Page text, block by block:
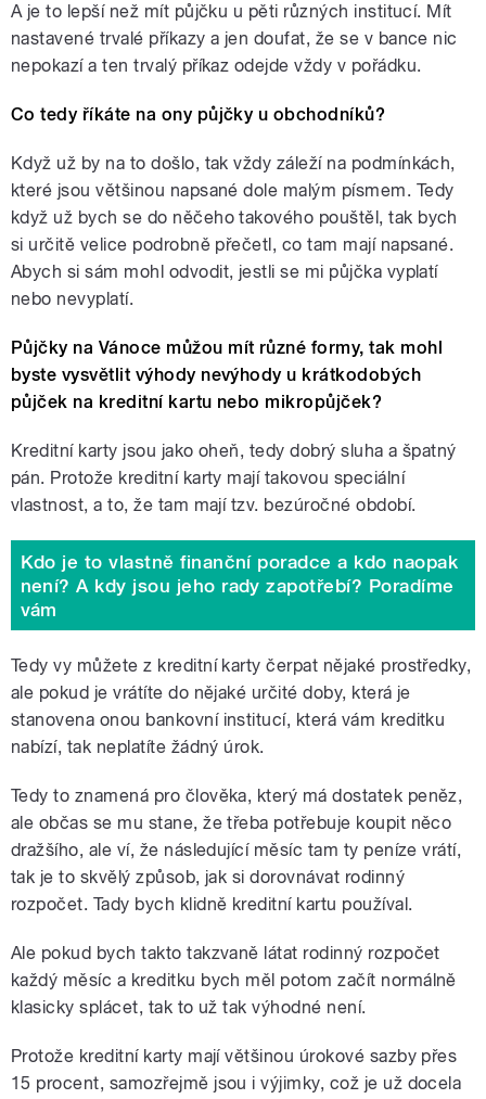
A je to lepší než mít půjčku u pěti různých institucí. Mít
nastavené trvalé příkazy a jen doufat, že se v bance nic
nepokazí a ten trvalý příkaz odejde vždy v pořádku.
Co tedy říkáte na ony půjčky u obchodníků?
Když už by na to došlo, tak vždy záleží na podmínkách,
které jsou většinou napsané dole malým písmem. Tedy
když už bych se do něčeho takového pouštěl, tak bych
si určitě velice podrobně přečetl, co tam mají napsané.
Abych si sám mohl odvodit, jestli se mi půjčka vyplatí
nebo nevyplatí.
Půjčky na Vánoce můžou mít různé formy, tak mohl
byste vysvětlit výhody nevýhody u krátkodobých
půjček na kreditní kartu nebo mikropůjček?
Kreditní karty jsou jako oheň, tedy dobrý sluha a špatný
pán. Protože kreditní karty mají takovou speciální
vlastnost, a to, že tam mají tzv. bezúročné období.
Kdo je to vlastně finanční poradce a kdo naopak
není? A kdy jsou jeho rady zapotřebí? Poradíme
vám
Tedy vy můžete z kreditní karty čerpat nějaké prostředky,
ale pokud je vrátíte do nějaké určité doby, která je
stanovena onou bankovní institucí, která vám kreditku
nabízí, tak neplatíte žádný úrok.
Tedy to znamená pro člověka, který má dostatek peněz,
ale občas se mu stane, že třeba potřebuje koupit něco
dražšího, ale ví, že následující měsíc tam ty peníze vrátí,
tak je to skvělý způsob, jak si dorovnávat rodinný
rozpočet. Tady bych klidně kreditní kartu používal.
Ale pokud bych takto takzvaně látat rodinný rozpočet
každý měsíc a kreditku bych měl potom začít normálně
klasicky splácet, tak to už tak výhodné není.
Protože kreditní karty mají většinou úrokové sazby přes
15 procent, samozřejmě jsou i výjimky, což je už docela